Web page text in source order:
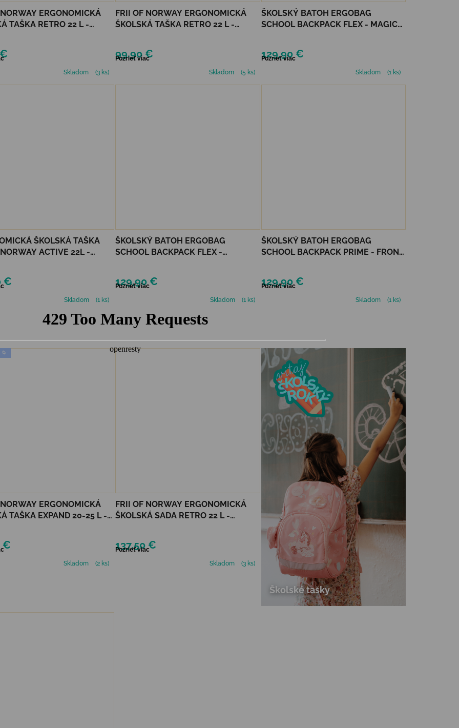
ERGONOMICKÁ
TAŠKA RETRO 22 L -
Skladom
(3 ks)
FRII OF NORWAY ERGONOMICKÁ
ŠKOLSKÁ TAŠKA RETRO 22 L -
99,90 €
Pozrieť viac
Skladom
(5 ks)
ŠKOLSKÝ BATOH ERGOBAG
SCHOOL BACKPACK FLEX - MAGIC
129,90 €
Pozrieť viac
Skladom
(1 ks)
ŠKOLSKÁ TAŠKA
ACTIVE 22L -
€
Skladom
(1 ks)
ŠKOLSKÝ BATOH ERGOBAG
SCHOOL BACKPACK FLEX -
129,90 €
Pozrieť viac
Skladom
(1 ks)
ŠKOLSKÝ BATOH ERGOBAG
SCHOOL BACKPACK PRIME - FRONT
129,90 €
Pozrieť viac
Skladom
(1 ks)
🌀
ERGONOMICKÁ
TAŠKA EXPAND 20-25 L -
€
Skladom
(2 ks)
FRII OF NORWAY ERGONOMICKÁ
ŠKOLSKÁ SADA RETRO 22 L -
137,50 €
Pozrieť viac
Skladom
(3 ks)
Školské tašky